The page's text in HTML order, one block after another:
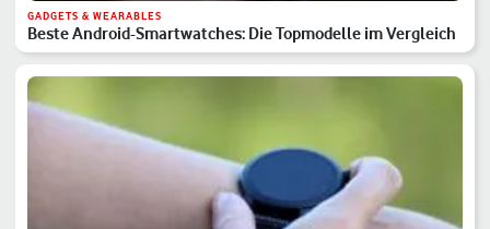
GADGETS & WEARABLES
Beste Android-Smartwatches: Die Topmodelle im Vergleich